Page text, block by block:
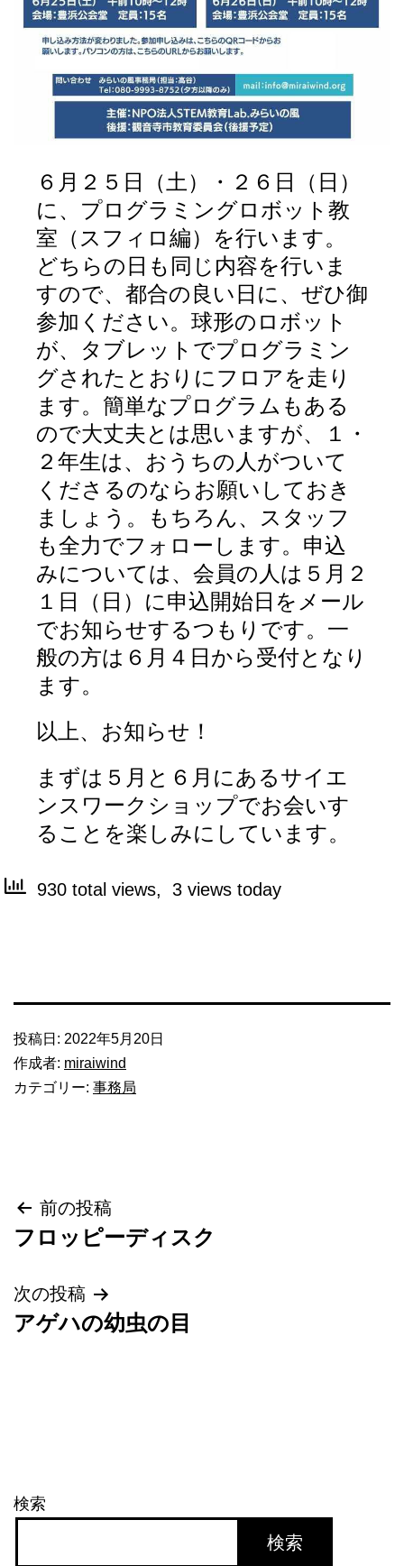
６月２５日（土）・２６日（日）
に、プログラミングロボット教
室（スフィロ編）を行います。
どちらの日も同じ内容を行いま
すので、都合の良い日に、ぜひ御
参加ください。球形のロボット
が、タブレットでプログラミン
グされたとおりにフロアを走り
ます。簡単なプログラムもある
ので大丈夫とは思いますが、１・
２年生は、おうちの人がついて
くださるのならお願いしておき
ましょう。もちろん、スタッフ
も全力でフォローします。申込
みについては、会員の人は５月２
１日（日）に申込開始日をメール
でお知らせするつもりです。一
般の方は６月４日から受付となり
ます。
以上、お知らせ！
まずは５月と６月にあるサイエ
ンスワークショップでお会いす
ることを楽しみにしています。
930 total views, 3 views today
投稿日: 2022年5月20日
作成者: miraiwind
カテゴリー: 事務局
投
稿
ナ
ビ
ョ
前の投稿
フロッピーディスク
次の投稿
アゲハの幼虫の目
検索
検索